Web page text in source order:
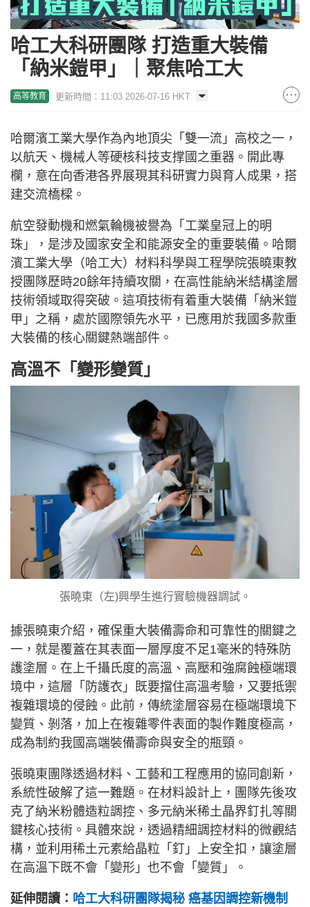
哈工大科研團隊 打造重大裝備
「納米鎧甲」｜聚焦哈工大
高等教育 更新時間：11:03 2026-07-16 HKT
哈爾濱工業大學作為內地頂尖「雙一流」高校之一，
以航天、機械人等硬核科技支撑國之重器。開此專
欄，意在向香港各界展現其科研實力與育人成果，搭
建交流橋樑。
航空發動機和燃氣輪機被譽為「工業皇冠上的明
珠」，是涉及國家安全和能源安全的重要裝備。哈爾
濱工業大學（哈工大）材料科學與工程學院張曉東教
授團隊歷時20餘年持續攻關，在高性能納米結構塗層
技術領域取得突破。這項技術有着重大裝備「納米鎧
甲」之稱，處於國際領先水平，已應用於我國多款重
大裝備的核心關鍵熱端部件。
高溫不「變形變質」
張曉東（左)興學生進行實驗機器調試。
據張曉東介紹，確保重大裝備壽命和可靠性的關鍵之
一，就是覆蓋在其表面一層厚度不足1毫米的特殊防
護塗層。在上千攝氏度的高溫、高壓和強腐蝕極端環
境中，這層「防護衣」既要擋住高溫考驗，又要抵禦
複雜環境的侵蝕。此前，傳統塗層容易在極端環境下
變質、剝落，加上在複雜零件表面的製作難度極高，
成為制約我國高端裝備壽命與安全的瓶頸。
張曉東團隊透過材料、工藝和工程應用的協同創新，
系統性破解了這一難題。在材料設計上，團隊先後攻
克了納米粉體造粒調控、多元納米稀土晶界釘扎等關
鍵核心技術。具體來說，透過精細調控材料的微觀結
構，並利用稀土元素給晶粒「釘」上安全扣，讓塗層
在高溫下既不會「變形」也不會「變質」。
延伸閱讀： 哈工大科研團隊揭秘 癌基因調控新機制